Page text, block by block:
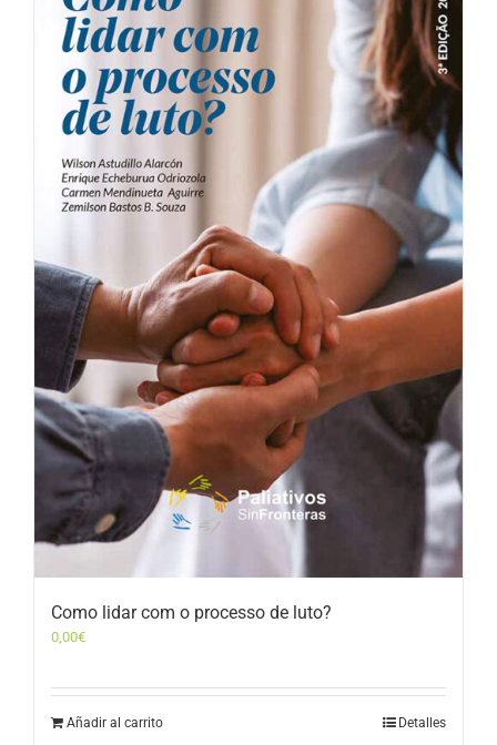
Como lidar com o processo de luto?
0,00€
Añadir al carrito Detalles